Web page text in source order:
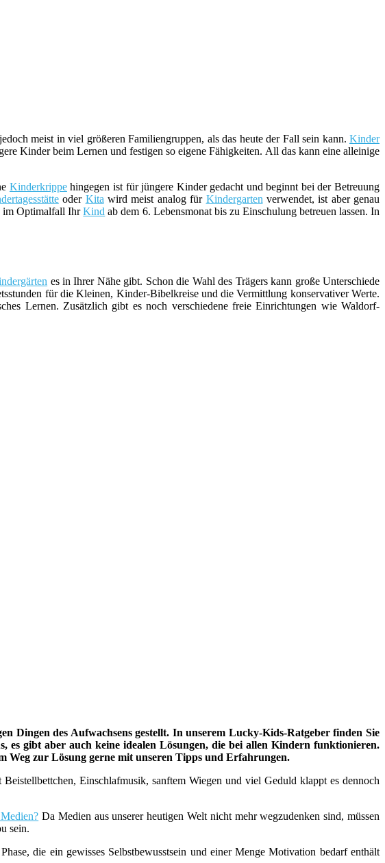
meist in viel größeren Familiengruppen, als das heute der Fall sein kann.Kinder
Kinder beim Lernen und festigen so eigene Fähigkeiten. All das kann eine alleinige
Kinderkrippehingegen ist für jüngere Kinder gedacht und beginnt bei der Betreuung
oder Kita wird meist analog für Kindergarten verwendet, ist aber genau
im Optimalfall IhrKind ab dem 6. Lebensmonat bis zu Einschulung betreuen lassen. In
es in Ihrer Nähe gibt. Schon die Wahl des Trägers kann große Unterschiede
für die Kleinen, Kinder-Bibelkreise und die Vermittlung konservativer Werte.
Lernen. Zusätzlich gibt es noch verschiedene freie Einrichtungen wie Waldorf-
Dingen des Aufwachsens gestellt. In unserem Lucky-Kids-Ratgeber finden Sie
es gibt aber auch keine idealen Lösungen, die bei allen Kindern funktionieren.
Weg zur Lösung gerne mit unseren Tipps und Erfahrungen.
Einschlafmusik, sanftem Wiegen und viel Geduld klappt es dennoch
Da Medien aus unserer heutigen Welt nicht mehr wegzudenken sind, müssen
sein.
die ein gewisses Selbstbewusstsein und einer Menge Motivation bedarf enthält